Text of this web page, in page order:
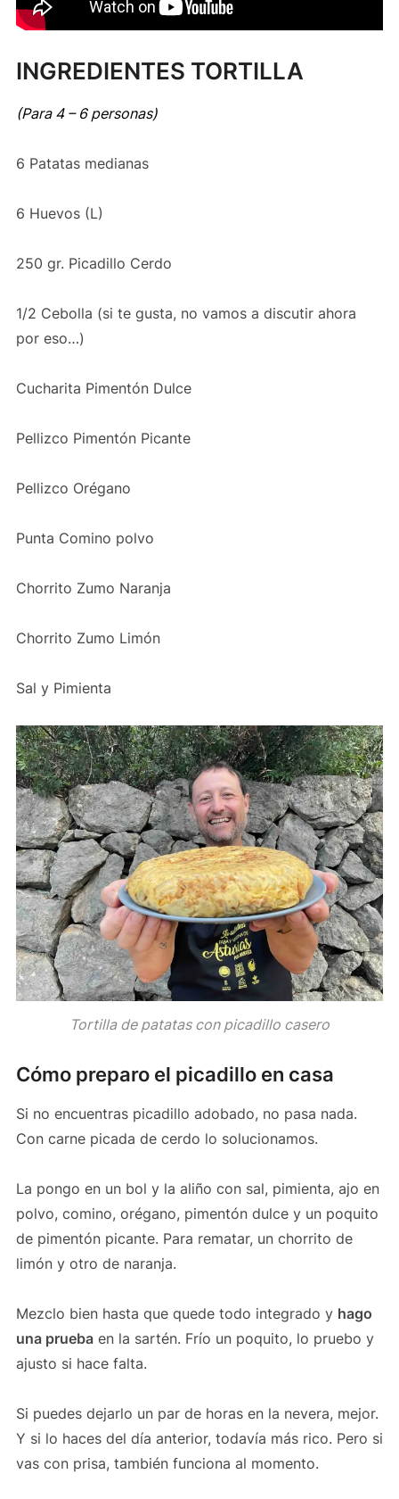
INGREDIENTES TORTILLA
(Para 4 – 6 personas)
6 Patatas medianas
6 Huevos (L)
250 gr. Picadillo Cerdo
1/2 Cebolla (si te gusta, no vamos a discutir ahora
por eso…)
Cucharita Pimentón Dulce
Pellizco Pimentón Picante
Pellizco Orégano
Punta Comino polvo
Chorrito Zumo Naranja
Chorrito Zumo Limón
Sal y Pimienta
Tortilla de patatas con picadillo casero
Cómo preparo el picadillo en casa
Si no encuentras picadillo adobado, no pasa nada.
Con carne picada de cerdo lo solucionamos.
La pongo en un bol y la aliño con sal, pimienta, ajo en
polvo, comino, orégano, pimentón dulce y un poquito
de pimentón picante. Para rematar, un chorrito de
limón y otro de naranja.
Mezclo bien hasta que quede todo integrado y hago
una pruebaen la sartén. Frío un poquito, lo pruebo y
ajusto si hace falta.
Si puedes dejarlo un par de horas en la nevera, mejor.
Y si lo haces del día anterior, todavía más rico. Pero si
vas con prisa, también funciona al momento.